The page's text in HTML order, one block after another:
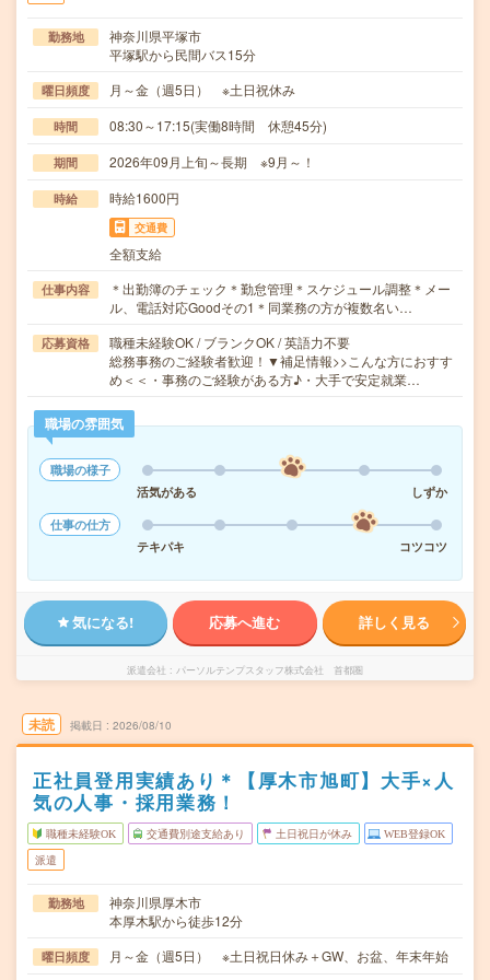
勤務地
神奈川県平塚市
平塚駅から民間バス15分
曜日頻度 月～金（週5日） ※土日祝休み
時間 08:30～17:15(実働8時間 休憩45分)
期間 2026年09月上旬～長期 ※9月～！
時給 時給1600円
交通費
全額支給
仕事内容
＊出勤簿のチェック＊勤怠管理＊スケジュール調整＊メー
ル、電話対応Goodその1＊同業務の方が複数名い…
応募資格
職種未経験OK / ブランクOK / 英語力不要
総務事務のご経験者歓迎！▼補足情報>>こんな方におすす
め＜＜・事務のご経験がある方♪・大手で安定就業…
職場の雰囲気
職場の様子
活気がある
しずか
仕事の仕方
テキパキ
コツコツ
気になる! 応募へ進む 詳しく見る
派遣会社 パーソルテンプスタッフ株式会社 首都圏
未読 掲載日 2026/08/10
正社員登用実績あり＊【厚木市旭町】大手×人
気の人事・採用業務！
職種未経験OK 交通費別途支給あり 土日祝日が休み WEB登録OK
派遣
勤務地
神奈川県厚木市
本厚木駅から徒歩12分
曜日頻度 月～金（週5日） ※土日祝日休み＋GW、お盆、年末年始